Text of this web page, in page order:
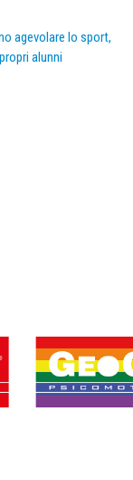
agevolare lo sport,
alunni